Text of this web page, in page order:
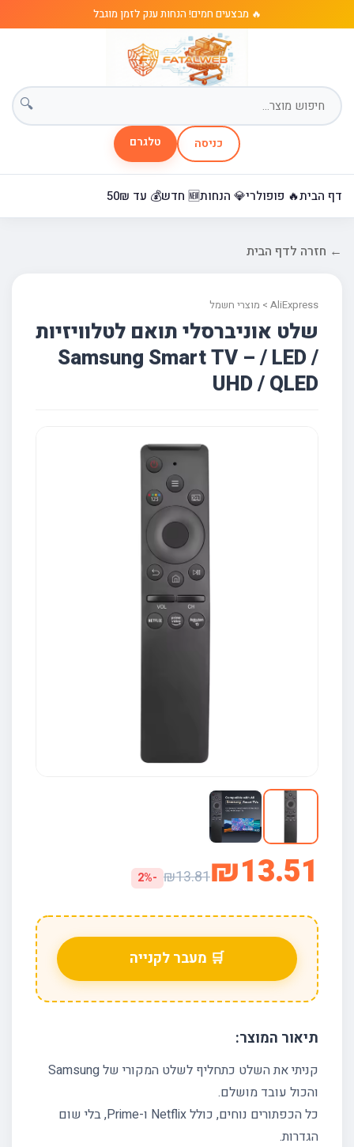
🔥 מבצעים חמים! הנחות ענק לזמן מוגבל
🔍
כניסה טלגרם
דף הבית🔥 פופולרי💎 הנחות🆕 חדש 💰 עד 50₪
← חזרה לדף הבית
AliExpress > מוצרי חשמל
שלט אוניברסלי תואם לטלוויזיות
Samsung Smart TV – / LED /
UHD / QLED
₪13.51
₪13.81
-2%
🛒 מעבר לקנייה
תיאור המוצר:
קניתי את השלט כתחליף לשלט המקורי של Samsung
והכול עובד מושלם.
כל הכפתורים נוחים, כולל Netflix ו-Prime, בלי שום
הגדרות.